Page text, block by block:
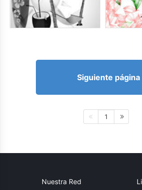
Siguiente página
1
Nuestra Red